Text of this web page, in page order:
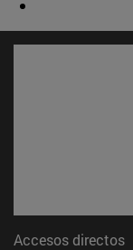
Accesos directos